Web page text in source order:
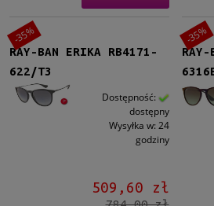
Tak
Gwarancja
24 miesiące
RAY-BAN ERIKA RB4171-
622/T3
Dostępność:
dostępny
Wysyłka w: 24
godziny
509,60 zł
-35% -35%